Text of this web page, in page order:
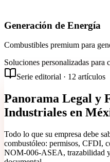
Generación de Energía
Combustibles premium para
Soluciones personalizadas para
Serie editorial · 12 artículos
Panorama Legal y
Industriales en
Todo lo que su empresa debe
combustóleo: permisos, CFDI,
NOM-006-ASEA, trazabilidad